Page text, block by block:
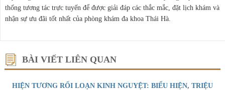
thống tương tác trực tuyến để được giải đáp các thắc mắc, đặt lịch khám và
nhận sự ưu đãi tốt nhất của phòng khám đa khoa Thái Hà.
BÀI VIẾT LIÊN QUAN
HIỆN TƯƠNG RỐI LOẠN KINH NGUYỆT: BIỂU HIỆN, TRIỆU